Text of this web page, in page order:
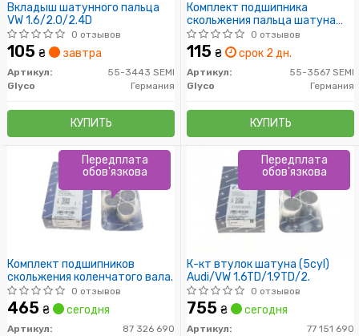
Вкладыш шатунного пальца
VW 1.6/2.0/2.4D
0 отзывов
105 ₴ завтра
Артикул:
55-3443 SEMI
Glyco
Германия
КУПИТЬ
Комплект подшипника
скольжения пальца шатуна
двигателя
0 отзывов
115 ₴ срок 2 дн.
Артикул:
55-3567 SEMI
Glyco
Германия
КУПИТЬ
Комплект подшипников
скольжения коленчатого вала.
0 отзывов
465 ₴ сегодня
Артикул:
87 326 690
Передплата
обов'язкова
К-кт втулок шатуна (5cyl)
Audi/VW 1.6TD/1.9TD/2.
0 отзывов
755 ₴ сегодня
Артикул:
77 151 690
Передплата
обов'язкова